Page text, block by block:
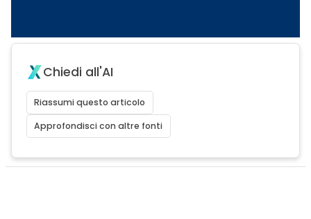
Chiedi all'AI
Riassumi questo articolo
Approfondisci con altre fonti